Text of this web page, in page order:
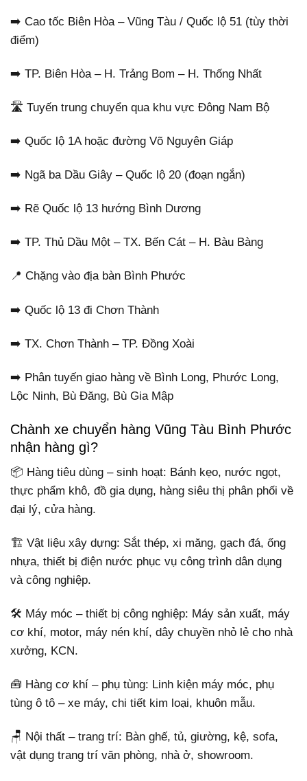
➡️ Cao tốc Biên Hòa – Vũng Tàu / Quốc lộ 51 (tùy thời
điểm)
➡️ TP. Biên Hòa – H. Trảng Bom – H. Thống Nhất
🛣️ Tuyến trung chuyển qua khu vực Đông Nam Bộ
➡️ Quốc lộ 1A hoặc đường Võ Nguyên Giáp
➡️ Ngã ba Dầu Giây – Quốc lộ 20 (đoạn ngắn)
➡️ Rẽ Quốc lộ 13 hướng Bình Dương
➡️ TP. Thủ Dầu Một – TX. Bến Cát – H. Bàu Bàng
📍 Chặng vào địa bàn Bình Phước
➡️ Quốc lộ 13 đi Chơn Thành
➡️ TX. Chơn Thành – TP. Đồng Xoài
➡️ Phân tuyến giao hàng về Bình Long, Phước Long,
Lộc Ninh, Bù Đăng, Bù Gia Mập
Chành xe chuyển hàng Vũng Tàu Bình Phước
nhận hàng gì?
📦 Hàng tiêu dùng – sinh hoạt: Bánh kẹo, nước ngọt,
thực phẩm khô, đồ gia dụng, hàng siêu thị phân phối về
đại lý, cửa hàng.
🏗️ Vật liệu xây dựng: Sắt thép, xi măng, gạch đá, ống
nhựa, thiết bị điện nước phục vụ công trình dân dụng
và công nghiệp.
🛠️ Máy móc – thiết bị công nghiệp: Máy sản xuất, máy
cơ khí, motor, máy nén khí, dây chuyền nhỏ lẻ cho nhà
xưởng, KCN.
🧰 Hàng cơ khí – phụ tùng: Linh kiện máy móc, phụ
tùng ô tô – xe máy, chi tiết kim loại, khuôn mẫu.
🪑 Nội thất – trang trí: Bàn ghế, tủ, giường, kệ, sofa,
vật dụng trang trí văn phòng, nhà ở, showroom.